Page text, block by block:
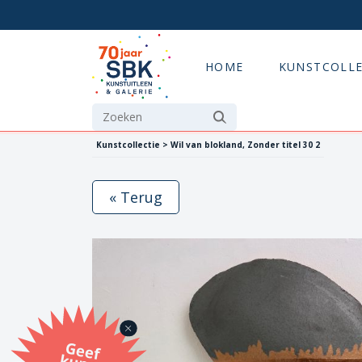
HOME
Kunstcollectie > Wil van blokland, Zonder titel 30 2
G
eef
u
n
st
a
d
o
m
et
e SB
K
u
n
stb
o
n
« Terug